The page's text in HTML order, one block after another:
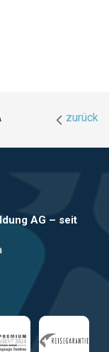
zurück
AG – seit